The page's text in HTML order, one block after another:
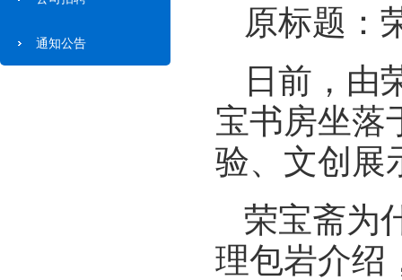
通知公告
原标题：
日前，由
宝书房坐落
验、文创展
荣宝斋为
理包岩介绍